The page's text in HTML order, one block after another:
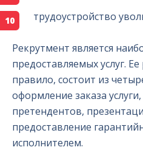
трудоустройство
Рекрутмент является
предоставляемых услуг.
правило, состоит из
оформление заказа
претендентов,
предоставление
исполнителем.